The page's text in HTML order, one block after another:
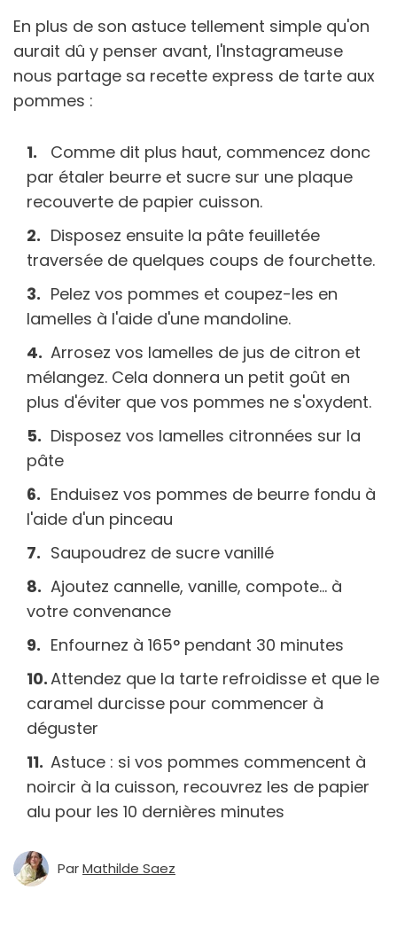
En plus de son astuce tellement simple qu'on
aurait dû y penser avant, l'Instagrameuse
nous partage sa recette express de tarte aux
pommes :
Comme dit plus haut, commencez donc
par étaler beurre et sucre sur une plaque
recouverte de papier cuisson.
Disposez ensuite la pâte feuilletée
traversée de quelques coups de fourchette.
Pelez vos pommes et coupez-les en
lamelles à l'aide d'une mandoline.
Arrosez vos lamelles de jus de citron et
mélangez. Cela donnera un petit goût en
plus d'éviter que vos pommes ne s'oxydent.
Disposez vos lamelles citronnées sur la
pâte
Enduisez vos pommes de beurre fondu à
l'aide d'un pinceau
Saupoudrez de sucre vanillé
Ajoutez cannelle, vanille, compote... à
votre convenance
Enfournez à 165° pendant 30 minutes
Attendez que la tarte refroidisse et que le
caramel durcisse pour commencer à
déguster
Astuce : si vos pommes commencent à
noircir à la cuisson, recouvrez les de papier
alu pour les 10 dernières minutes
ParMathilde Saez